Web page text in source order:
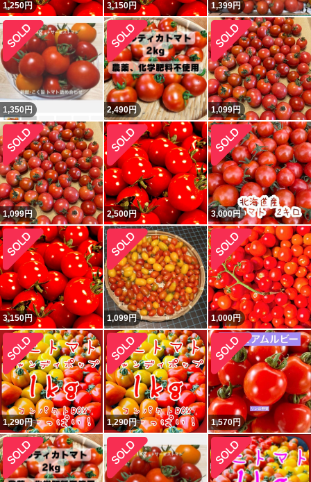
1,250円 3,150円 1,399円
1,350 円 2,490円 1,099円
1,099円 2,500円 3,000円
3,150円 1,099円 1,000円
1,290円 1,290円 1,570円